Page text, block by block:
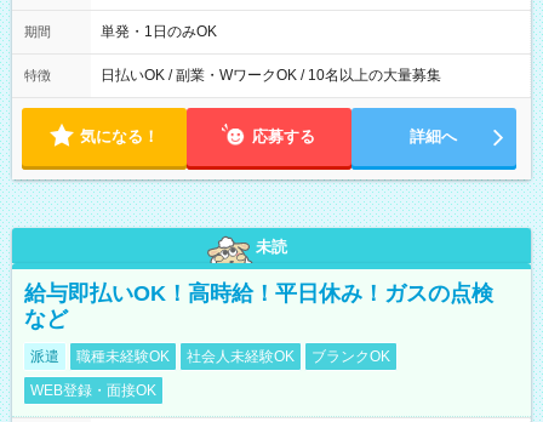
00～20：00
期間 単発・1日のみOK
特徴 日払いOK / 副業・WワークOK / 10名以上の大量募集
気になる！ 応募する 詳細へ
未読
給与即払いOK！高時給！平日休み！ガスの点検
など
派遣 職種未経験OK 社会人未経験OK
ブランクOK
WEB登録・面接OK